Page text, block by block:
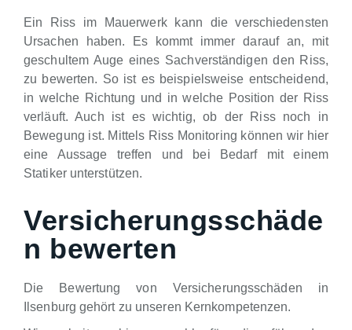
Ein Riss im Mauerwerk kann die verschiedensten
Ursachen haben. Es kommt immer darauf an, mit
geschultem Auge eines Sachverständigen den Riss,
zu bewerten. So ist es beispielsweise entscheidend,
in welche Richtung und in welche Position der Riss
verläuft. Auch ist es wichtig, ob der Riss noch in
Bewegung ist. Mittels Riss Monitoring können wir hier
eine Aussage treffen und bei Bedarf mit einem
Statiker unterstützen.
Versicherungsschäde
n bewerten
Die Bewertung von Versicherungsschäden in
Ilsenburg gehört zu unseren Kernkompetenzen.